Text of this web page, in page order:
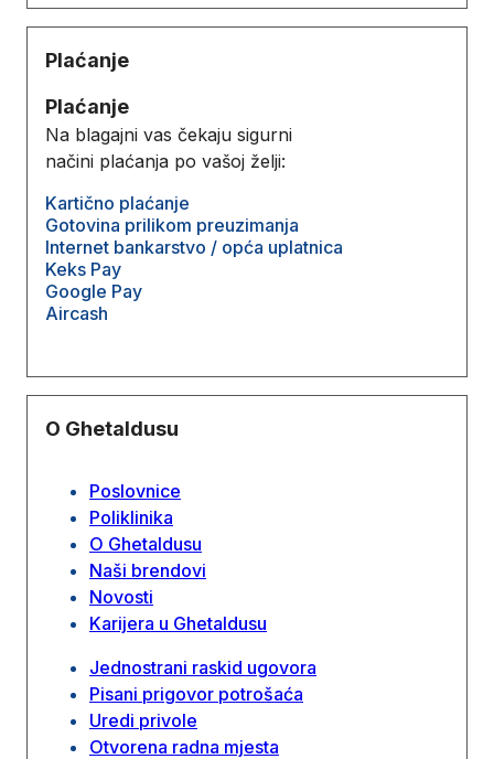
Plaćanje
Plaćanje
Na blagajni vas čekaju sigurni
načini plaćanja po vašoj želji:
Kartično plaćanje
Gotovina prilikom preuzimanja
Internet bankarstvo / opća uplatnica
Keks Pay
Google Pay
Aircash
O Ghetaldusu
Poslovnice
Poliklinika
O Ghetaldusu
Naši brendovi
Novosti
Karijera u Ghetaldusu
Jednostrani raskid ugovora
Pisani prigovor potrošaća
Uredi privole
Otvorena radna mjesta